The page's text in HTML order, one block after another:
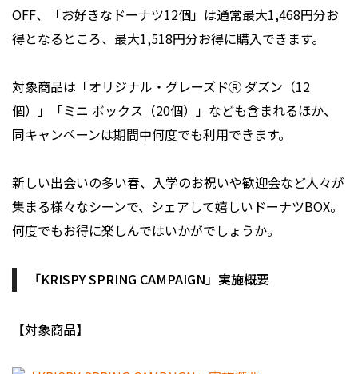
OFF、「お好きなドーナツ12個」は通常最大1,468円分お
得となるところ、最大1,518円分お得に購入できます。
対象商品は「オリジナル・グレーズドⓇ ダズン（12
個）」「ミニ ボックス（20個）」なども含まれるほか、
同キャンペーンは期間中何度でも利用できます。
新しい出会いの多い春、入学のお祝いや歓迎会など人々が
集まる様々なシーンで、シェアして嬉しいドーナツBOX。
何度でもお得に楽しんではいかがでしょうか。
「KRISPY SPRING CAMPAIGN」実施概要
【対象商品】